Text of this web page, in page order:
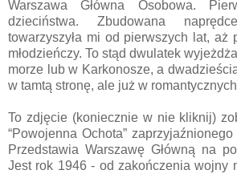
Warszawa Główna Osobowa.
dzieciństwa. Zbudowana
towarzyszyła mi od pierwszych lat, aż
młodzieńczy. To stąd dwulatek
morze lub w Karkonosze, a
w tamtą stronę, ale już w
To zdjęcie (koniecznie w nie kliknij)
“Powojenna Ochota”
Przedstawia Warszawę Główną na
Jest rok 1946 - od zakończenia wojny